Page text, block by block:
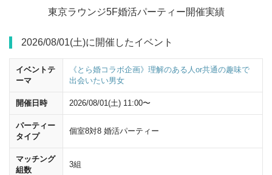
JR東京駅の八重洲中央口改札を出たら、八重洲中央口
東京ラウンジ5F婚活パーティー開催実績
2026/08/01(土)に開催したイベント
イベントテ
ーマ
《とら婚コラボ企画》理解のある人or共通の趣味で
出会いたい男女
開催日時 2026/08/01(土) 11:00〜
パーティー
タイプ
個室8対8 婚活パーティー
マッチング
組数
3組